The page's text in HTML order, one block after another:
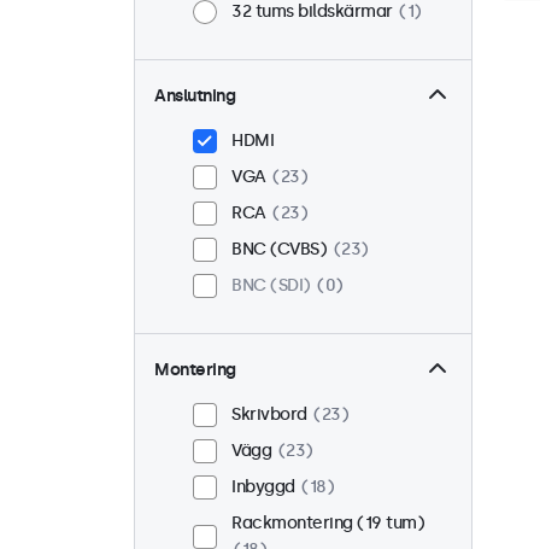
32 tums bildskärmar
1
Anslutning
HDMI
VGA
23
RCA
23
BNC (CVBS)
23
BNC (SDI)
0
Montering
Skrivbord
23
Vägg
23
Inbyggd
18
Rackmontering (19 tum)